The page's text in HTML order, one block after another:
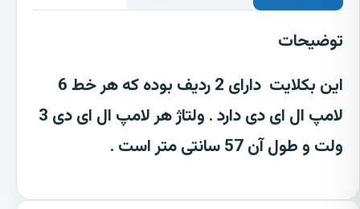
توضیحات
این بکلایت
دارای 2 ردیف بوده که هر خط 6
لامپ ال ای دی دارد . ولتاژ هر لامپ ال ای دی 3
ولت و طول آن 57 سانتی متر است .